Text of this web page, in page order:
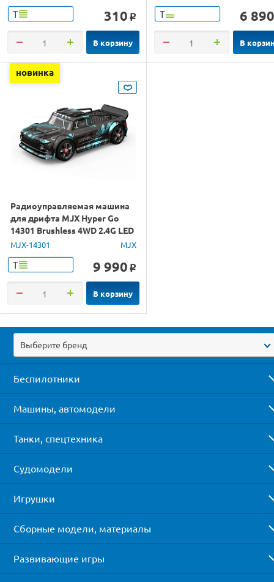
Т 310 o
В корзину
Т 6 890
В
новинка
Радиоуправляемая машина
для дрифта MJX Hyper Go
14301 Brushless 4WD 2.4G LED
1/14 RTR
MJX-14301 MJX
Т 9 990 o
В корзину
Выберите бренд
Беспилотники
Машины, автомодели
Танки, спецтехника
Судомодели
Игрушки
Сборные модели, материалы
Развивающие игры